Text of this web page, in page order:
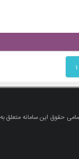
۱
حقوق این سامانه متعلق به